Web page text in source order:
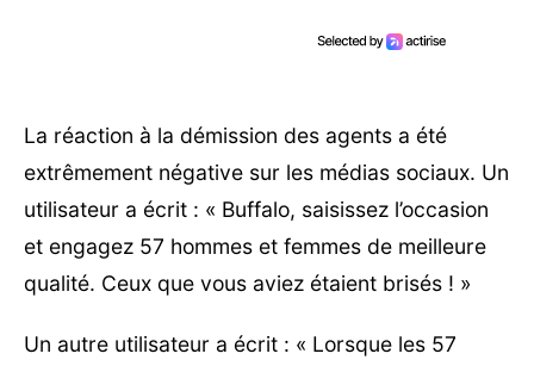
La réaction à la démission des agents a été
extrêmement négative sur les médias sociaux. Un
utilisateur a écrit : « Buffalo, saisissez l’occasion
et engagez 57 hommes et femmes de meilleure
qualité. Ceux que vous aviez étaient brisés ! »
Un autre utilisateur a écrit : « Lorsque les 57